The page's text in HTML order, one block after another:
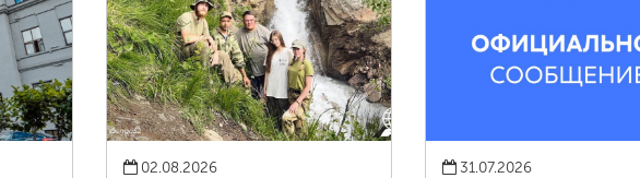
02.08.2026 31.07.2026